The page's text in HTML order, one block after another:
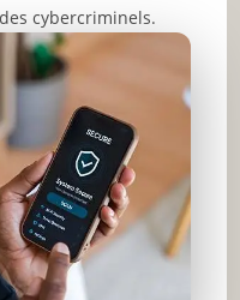
cybercriminels.